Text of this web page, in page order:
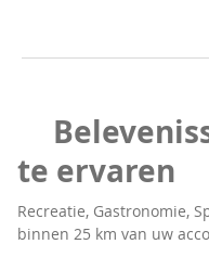
te ervaren
Recreatie, Gastronomie,
binnen 25 km van uw